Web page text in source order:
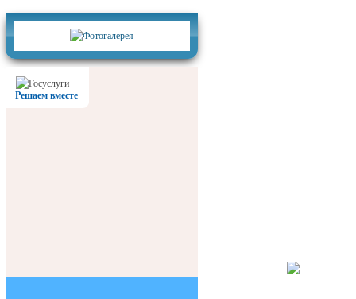
Решаем вместе